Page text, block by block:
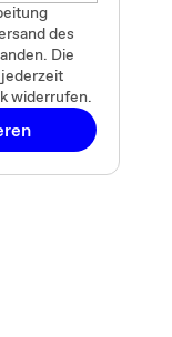
des
Die
widerrufen.